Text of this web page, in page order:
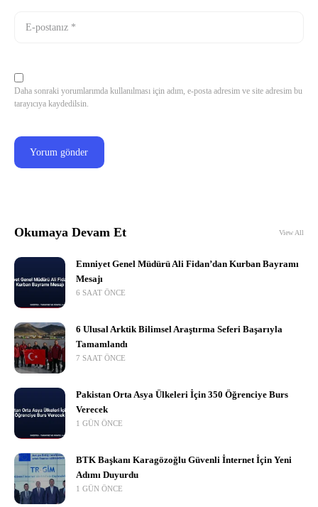
Daha sonraki yorumlarımda kullanılması için adım, e-posta adresim ve site adresim bu
tarayıcıya kaydedilsin.
Okumaya Devam Et View All
Emniyet Genel Müdürü Ali Fidan’dan Kurban Bayramı
Mesajı
6 SAAT ÖNCE
6 Ulusal Arktik Bilimsel Araştırma Seferi Başarıyla
Tamamlandı
7 SAAT ÖNCE
Pakistan Orta Asya Ülkeleri İçin 350 Öğrenciye Burs
Verecek
1 GÜN ÖNCE
BTK Başkanı Karagözoğlu Güvenli İnternet İçin Yeni
Adımı Duyurdu
1 GÜN ÖNCE